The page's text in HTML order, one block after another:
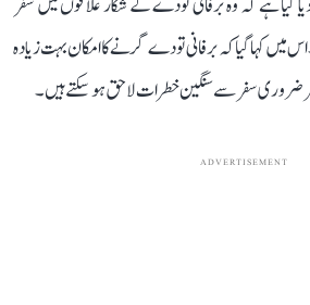
کہا گیا کہ برفانی تودے گرنے کا امکان بہت زیادہ
ضروری سفر سے سنگین خطرات لاحق ہو سکتے ہیں۔
ADVERTISEMENT